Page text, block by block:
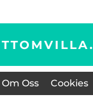
Om Oss Cookies